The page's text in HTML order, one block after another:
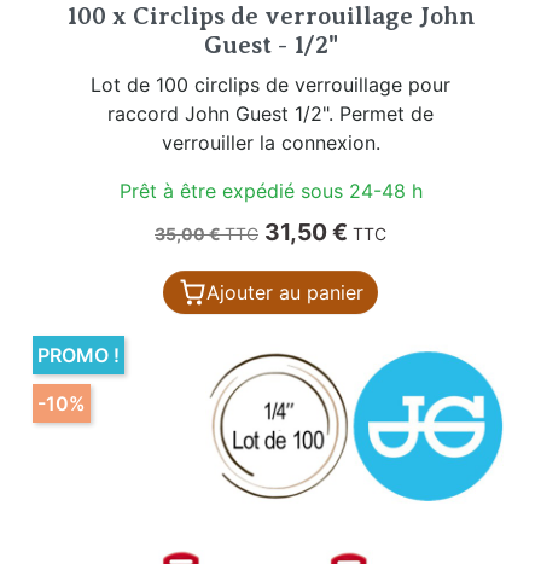
100 x Circlips de verrouillage John
Guest - 1/2"
Lot de 100 circlips de verrouillage pour
raccord John Guest 1/2". Permet de
verrouiller la connexion.
Prêt à être expédié sous 24-48 h
Prix de base
35,00 €TTC Prix
31,50 € TTC
Ajouter au panier
PROMO !
-10%